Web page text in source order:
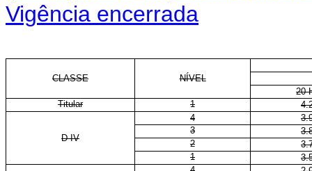
Vigência encerrada
CLASSE
NÍVEL
20
Titular
1
D IV
4
3
2
1